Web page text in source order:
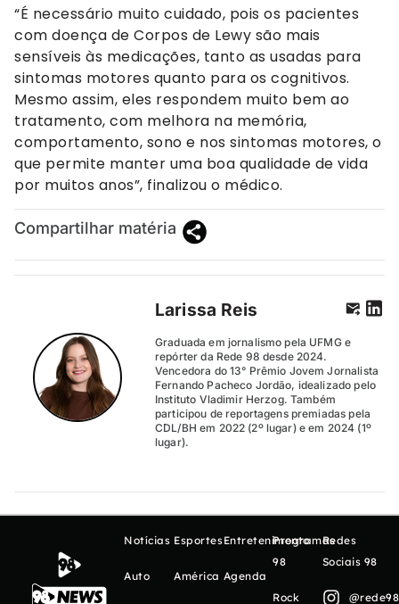
“É necessário muito cuidado, pois os pacientes
com doença de Corpos de Lewy são mais
sensíveis às medicações, tanto as usadas para
sintomas motores quanto para os cognitivos.
Mesmo assim, eles respondem muito bem ao
tratamento, com melhora na memória,
comportamento, sono e nos sintomas motores, o
que permite manter uma boa qualidade de vida
por muitos anos”, finalizou o médico.
Compartilhar matéria
Larissa Reis
Graduada em jornalismo pela UFMG e
repórter da Rede 98 desde 2024.
Vencedora do 13° Prêmio Jovem Jornalista
Fernando Pacheco Jordão, idealizado pelo
Instituto Vladimir Herzog. Também
participou de reportagens premiadas pela
CDL/BH em 2022 (2º lugar) e em 2024 (1º
lugar).
Notícias
Auto
Esportes
América
Entretenimento
Agenda
Programas
98
Rock
Redes
Sociais 98